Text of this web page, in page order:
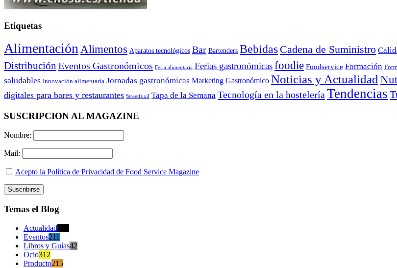
Etiquetas
Alimentación Alimentos Aparatos tecnológicos Bar Bartenders Bebidas Cadena de Suministro
Distribución Eventos Gastronómicos Feria alimentaria Ferias gastronómicasfoodie Foodservice Formación
saludables Innovación alimentaria Jornadas gastronómicas Marketing Gastronómico Noticias y Actualidad
digitales para bares y restaurantes Streetfood Tapa de la Semana Tecnología en la hostelería Tendencias
SUSCRIPCION AL MAGAZINE
Nombre:
Mail:
Acepto la Política de Privacidad de Food Service Magazine
Temas el Blog
Actualidad
Eventos211
Libros y Guías42
Ocio312
Producto215